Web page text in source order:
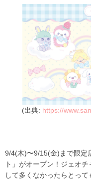
(出典: https://
9/4(木)〜9/15(金)まで限定
ト」がオープン！ジェオ
して多くなかったらとっ